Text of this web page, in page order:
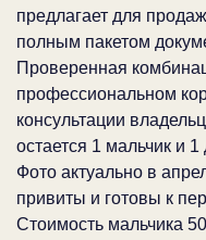
предлагает для
полным пакетом
Проверенная
профессиональном
консультации
остается 1 мальчик и
Фото актуально в
привиты и готовы к
Стоимость мальчика